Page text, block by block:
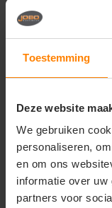
Toestemming
Deze website
We gebruiken
personaliseren,
en om ons
informatie over
partners voor
Vragen?
op met
store Bezoek